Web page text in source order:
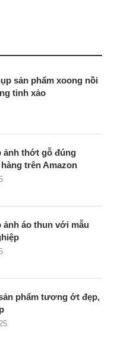
sản phẩm xoong nồi
tinh xảo
ảnh thớt gỗ đúng
trên Amazon
ảnh áo thun với mẫu
phẩm tương ớt đẹp,